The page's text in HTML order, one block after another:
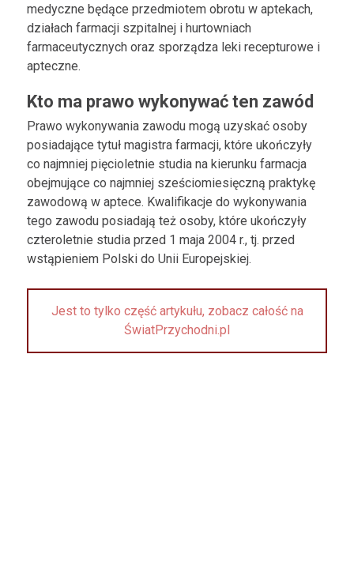
medyczne będące przedmiotem obrotu w aptekach,
działach farmacji szpitalnej i hurtowniach
farmaceutycznych oraz sporządza leki recepturowe i
apteczne.
Kto ma prawo wykonywać ten zawód
Prawo wykonywania zawodu mogą uzyskać osoby
posiadające tytuł magistra farmacji, które ukończyły
co najmniej pięcioletnie studia na kierunku farmacja
obejmujące co najmniej sześciomiesięczną praktykę
zawodową w aptece. Kwalifikacje do wykonywania
tego zawodu posiadają też osoby, które ukończyły
czteroletnie studia przed 1 maja 2004 r., tj. przed
wstąpieniem Polski do Unii Europejskiej.
Jest to tylko część artykułu, zobacz całość na
ŚwiatPrzychodni.pl